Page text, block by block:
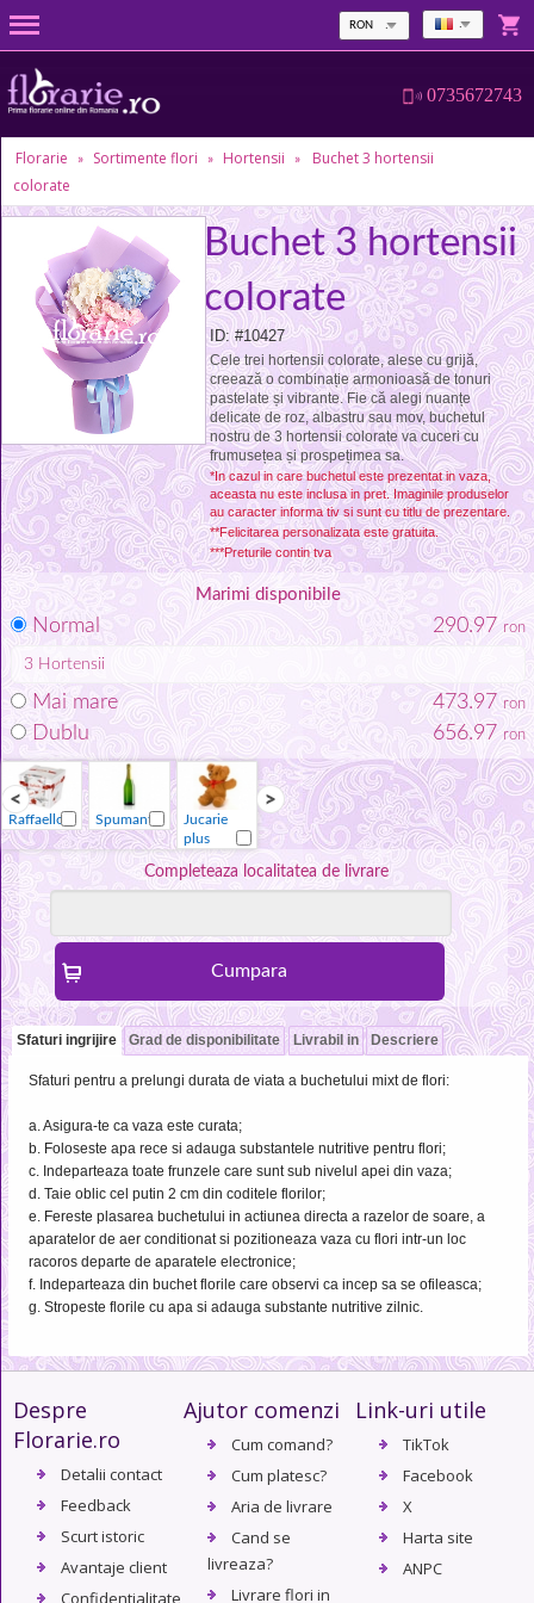
RON
0735672743
Florarie » Sortimente flori » Hortensii »
Buchet 3 hortensii
colorate
Buchet 3 hortensii
colorate
ID: #10427
Cele trei hortensii colorate, alese cu grijă,
creează o combinație armonioasă de tonuri
pastelate și vibrante. Fie că alegi nuanțe
delicate de roz, albastru sau mov, buchetul
nostru de 3 hortensii colorate va cuceri cu
frumusețea și prospețimea sa.
*In cazul in care buchetul este prezentat in vaza,
aceasta nu este inclusa in pret. Imaginile produselor
au caracter informa tiv si sunt cu titlu de prezentare.
**Felicitarea personalizata este gratuita.
***Preturile contin tva
Marimi disponibile
Normal 290.97 ron
3 Hortensii
Mai mare 473.97ron
Dublu 656.97ron
Raffaello Spumant
Jucarie
plus
Vaza Raffaello Spumant
Completeaza localitatea de livrare
Sfaturi ingrijire Grad de disponibilitate Livrabil in Descriere
Sfaturi pentru a prelungi durata de viata a buchetului mixt de flori:
a. Asigura-te ca vaza este curata;
b. Foloseste apa rece si adauga substantele nutritive pentru flori;
c. Indeparteaza toate frunzele care sunt sub nivelul apei din vaza;
d. Taie oblic cel putin 2 cm din coditele florilor;
e. Fereste plasarea buchetului in actiunea directa a razelor de soare, a
aparatelor de aer conditionat si pozitioneaza vaza cu flori intr-un loc
racoros departe de aparatele electronice;
f. Indeparteaza din buchet florile care observi ca incep sa se ofileasca;
g. Stropeste florile cu apa si adauga substante nutritive zilnic.
Despre
Florarie.ro
Detalii contact
Feedback
Scurt istoric
Avantaje client
Confidentialitate
Ajutor comenzi
Cum comand?
Cum platesc?
Aria de livrare
Cand se
livreaza?
Livrare flori in
Link-uri utile
TikTok
Facebook
X
Harta site
ANPC